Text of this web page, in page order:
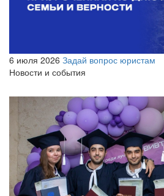
6 июля 2026 Задай вопрос юристам
Новости и события